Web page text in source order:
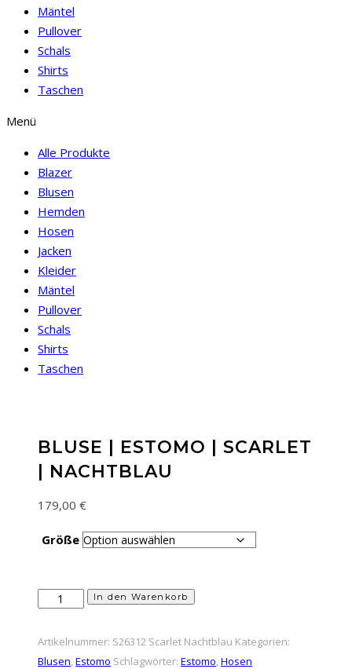
Mäntel
Pullover
Schals
Shirts
Taschen
Menü
Alle Produkte
Blazer
Blusen
Hemden
Hosen
Jacken
Kleider
Mäntel
Pullover
Schals
Shirts
Taschen
BLUSE | ESTOMO | SCARLET
| NACHTBLAU
179,00 €
Größe
Bluse
Estomo
|
In den Warenkorb
Artikelnummer: S26312 Scarlet Nachtblau Kategorien:
Blusen,Estomo Schlagwörter: Estomo,Hosen